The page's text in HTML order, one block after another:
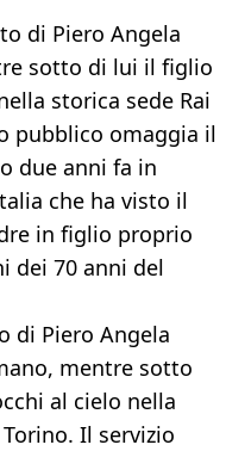
di Piero Angela
sotto di lui il figlio
storica sede Rai
pubblico omaggia il
due anni fa in
che ha visto il
in figlio proprio
dei 70 anni del
di Piero Angela
mentre sotto
al cielo nella
Il servizio